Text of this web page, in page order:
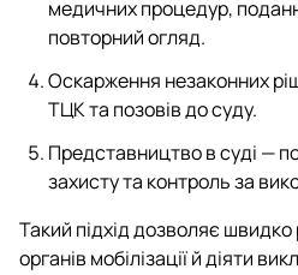
медичних процедур,
повторний огляд.
Оскарження незаконних
ТЦК та позовів до суду.
Представництво в суді —
захисту та контроль за
Такий підхід дозволяє швидко
органів мобілізації й діяти